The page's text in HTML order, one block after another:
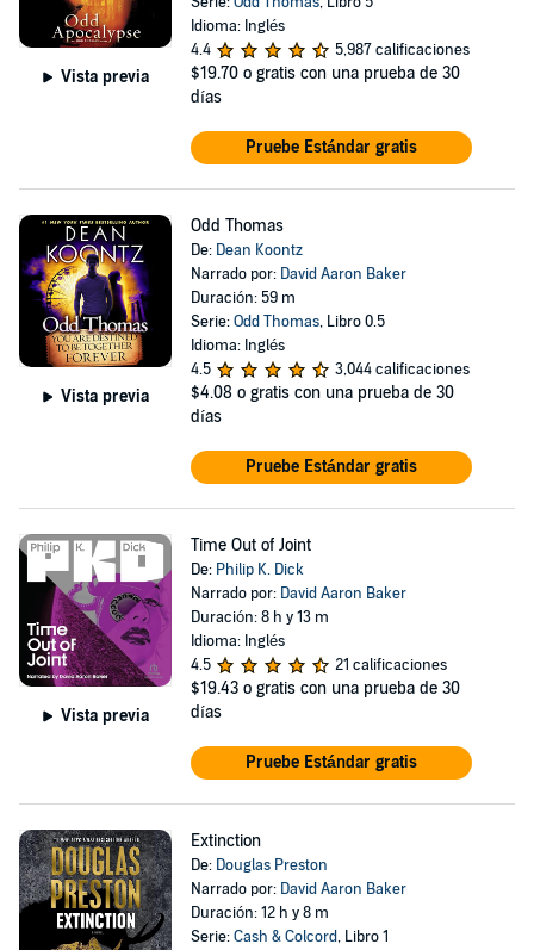
Vista previa
Idioma: Inglés
4.4
5,987 calificaciones
$19.70 o gratis con una prueba de 30
días
Pruebe Estándar gratis
Vista previa
Odd Thomas
De: Dean Koontz
Narrado por: David Aaron Baker
Duración: 59 m
Serie:Odd Thomas, Libro 0.5
Idioma: Inglés
4.5
3,044 calificaciones
$4.08 o gratis con una prueba de 30
días
Pruebe Estándar gratis
Vista previa
Time Out of Joint
De: Philip K. Dick
Narrado por: David Aaron Baker
Duración: 8 h y 13 m
Idioma: Inglés
4.5
21 calificaciones
$19.43 o gratis con una prueba de 30
días
Pruebe Estándar gratis
Extinction
De: Douglas Preston
Narrado por: David Aaron Baker
Duración: 12 h y 8 m
Serie:Cash & Colcord, Libro 1